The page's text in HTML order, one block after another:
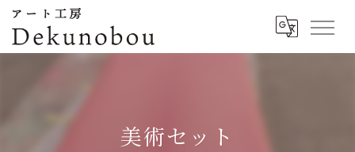
美術セット